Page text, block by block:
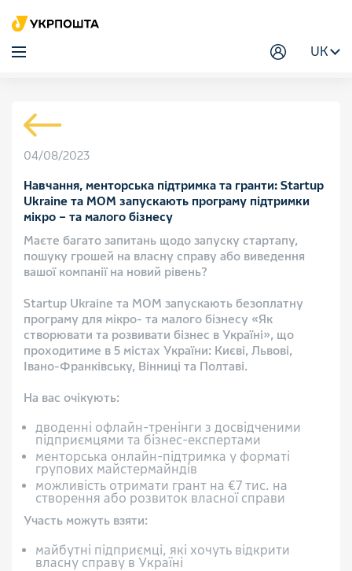
UK
04/08/2023
Навчання, менторська підтримка та гранти: Startup
Ukraine та MOM запускають програму підтримки
мікро – та малого бізнесу
Маєте багато запитань щодо запуску стартапу,
пошуку грошей на власну справу або виведення
вашої компанії на новий рівень?
Startup Ukraine та MOM запускають безоплатну
програму для мікро- та малого бізнесу «Як
створювати та розвивати бізнес в Україні», що
проходитиме в 5 містах України: Києві, Львові,
Івано-Франківську, Вінниці та Полтаві.
На вас очікують:
дводенні офлайн-тренінги з досвідченими
підприємцями та бізнес-експертами
менторська онлайн-підтримка у форматі
групових майстермайндів
можливість отримати грант на €7 тис. на
створення або розвиток власної справи
Участь можуть взяти:
майбутні підприємці, які хочуть відкрити
власну справу в Україні